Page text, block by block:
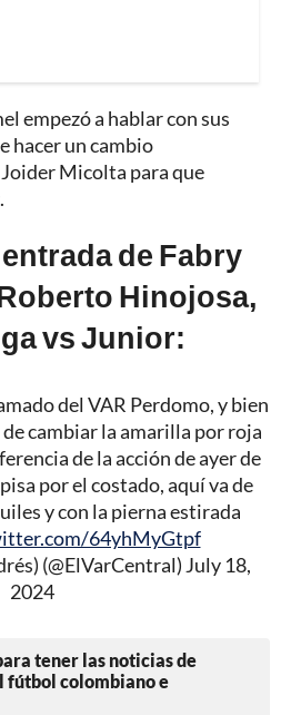
empezó a hablar con sus
hacer un cambio
Micolta para que
de Fabry
Hinojosa,
vs Junior:
del VAR Perdomo, y bien
cambiar la amarilla por roja
de la acción de ayer de
por el costado, aquí va de
y con la pierna estirada
64yhMyGtpf
(@ElVarCentral) July 18,
2024
tener las noticias de
fútbol colombiano e